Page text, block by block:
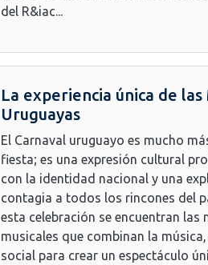
del R&iac...
La experiencia única de las
Uruguayas
El Carnaval uruguayo es mucho
fiesta; es una expresión cultural
con la identidad nacional y una
contagia a todos los rincones del
esta celebración se encuentran las
musicales que combinan la
social para crear un espectáculo